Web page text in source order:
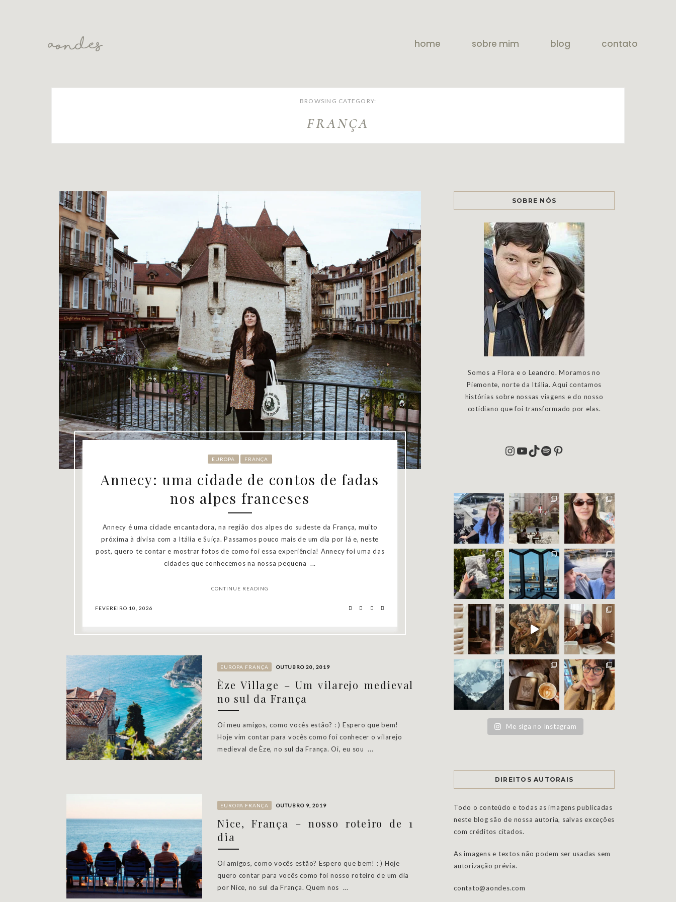
home sobre mim blog contato
BROWSING CATEGORY:
FRANÇA
EUROPA FRANÇA
Annecy: uma cidade de contos de fadas
nos alpes franceses
Annecy é uma cidade encantadora, na região dos alpes do sudeste da França, muito
próxima à divisa com a Itália e Suíça. Passamos pouco mais de um dia por lá e, neste
post, quero te contar e mostrar fotos de como foi essa experiência! Annecy foi uma das
cidades que conhecemos na nossa pequena ...
CONTINUE READING
FEVEREIRO 10, 2026
EUROPA FRANÇA OUTUBRO 20, 2019
Èze Village – Um vilarejo medieval
no sul da França
Oi meu amigos, como vocês estão? : ) Espero que bem!
Hoje vim contar para vocês como foi conhecer o vilarejo
medieval de Èze, no sul da França. Oi, eu sou ...
EUROPA FRANÇA OUTUBRO 9, 2019
Nice, França – nosso roteiro de 1
dia
Oi amigos, como vocês estão? Espero que bem! : ) Hoje
quero contar para vocês como foi nosso roteiro de um dia
por Nice, no sul da França. Quem nos ...
SOBRE NÓS
Somos a Flora e o Leandro. Moramos no
Piemonte, norte da Itália. Aqui contamos
histórias sobre nossas viagens e do nosso
cotidiano que foi transformado por elas.
Me siga no Instagram
DIREITOS AUTORAIS
Todo o conteúdo e todas as imagens publicadas
neste blog são de nossa autoria, salvas exceções
com créditos citados.
As imagens e textos não podem ser usadas sem
autorização prévia.
contato@aondes.com